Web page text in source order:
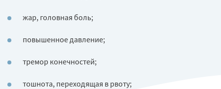
жар, головная боль;
повышенное давление;
тремор конечностей;
тошнота, переходящая в рвоту;